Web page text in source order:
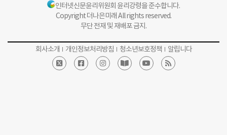
인터넷신문윤리위원회 윤리강령을 준수합니다.
Copyright 더나은미래 All rights reserved.
무단 전재 및 재배포 금지.
회사소개 개인정보처리방침 청소년보호정책 알립니다